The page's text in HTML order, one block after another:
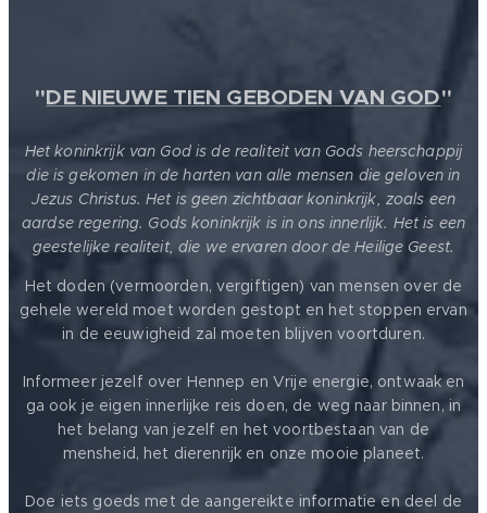
"DE NIEUWE TIEN GEBODEN VAN GOD"
Het koninkrijk van God is de realiteit van Gods heerschappij
die is gekomen in de harten van alle mensen die geloven in
Jezus Christus. Het is geen zichtbaar koninkrijk, zoals een
aardse regering. Gods koninkrijk is in ons innerlijk. Het is een
geestelijke realiteit, die we ervaren door de Heilige Geest.
Het doden (vermoorden, vergiftigen) van mensen over de
gehele wereld moet worden gestopt en het stoppen ervan
in de eeuwigheid zal moeten blijven voortduren.
Informeer jezelf over Hennep en Vrije energie, ontwaak en
ga ook je eigen innerlijke reis doen, de weg naar binnen, in
het belang van jezelf en het voortbestaan van de
mensheid, het dierenrijk en onze mooie planeet.
Doe iets goeds met de aangereikte informatie en deel de